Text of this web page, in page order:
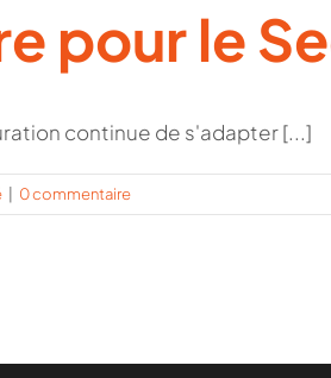
pour le
continue de s'adapter [...]
0 commentaire